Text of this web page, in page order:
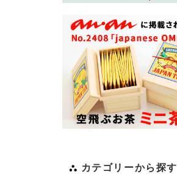
カテゴリーから探す